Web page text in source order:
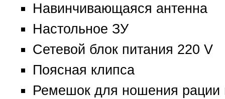
Навинчивающаяся антенна
Настольное ЗУ
Сетевой блок питания 220 V
Поясная клипса
Ремешок для ношения рации